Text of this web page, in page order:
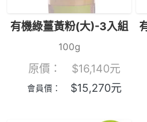
有機綠薑黃粉(大)-3入組
100g
原價： $16,140元
會員價： $15,270元